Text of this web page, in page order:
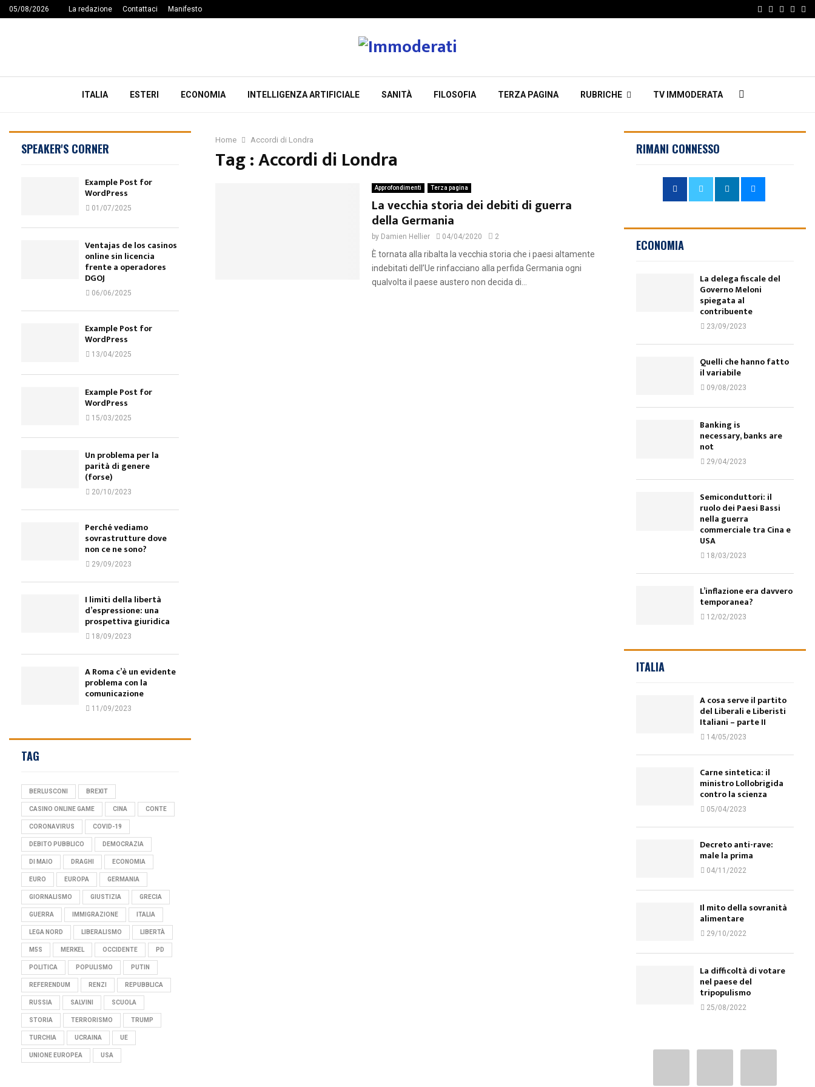
05/08/2026 La redazione Contattaci Manifesto Facebook
Twitter
ITALIA ESTERI ECONOMIA INTELLIGENZA ARTIFICIALE SANITÀ FILOSOFIA TERZA PAGINA RUBRICHE TV IMMODERATA
Home Accordi di Londra
Tag : Accordi di Londra
Approfondimenti Terza pagina
La vecchia storia dei debiti di guerra
della Germania
by Damien Hellier 04/04/2020 2
È tornata alla ribalta la vecchia storia che i paesi altamente
indebitati dell’Ue rinfacciano alla perfida Germania ogni
qualvolta il paese austero non decida di...
SPEAKER'S CORNER
Example Post for
WordPress
01/07/2025
Ventajas de los casinos
online sin licencia
frente a operadores
DGOJ
06/06/2025
Example Post for
WordPress
13/04/2025
Example Post for
WordPress
15/03/2025
Un problema per la
parità di genere
(forse)
20/10/2023
Perché vediamo
sovrastrutture dove
non ce ne sono?
29/09/2023
I limiti della libertà
d’espressione: una
prospettiva giuridica
18/09/2023
A Roma c’è un evidente
problema con la
comunicazione
11/09/2023
TAG
BERLUSCONI BREXIT
CASINO ONLINE GAME CINA CONTE
CORONAVIRUS COVID-19
DEBITO PUBBLICO DEMOCRAZIA
DI MAIO DRAGHI ECONOMIA
EURO EUROPA GERMANIA
GIORNALISMO GIUSTIZIA GRECIA
GUERRA IMMIGRAZIONE ITALIA
LEGA NORD LIBERALISMO LIBERTÀ
M5S MERKEL OCCIDENTE PD
POLITICA POPULISMO PUTIN
REFERENDUM RENZI REPUBBLICA
RUSSIA SALVINI SCUOLA
STORIA TERRORISMO TRUMP
TURCHIA UCRAINA UE
UNIONE EUROPEA USA
RIMANI CONNESSO
ECONOMIA
La delega fiscale del
Governo Meloni
spiegata al
contribuente
23/09/2023
Quelli che hanno fatto
il variabile
09/08/2023
Banking is
necessary, banks are
not
29/04/2023
Semiconduttori: il
ruolo dei Paesi Bassi
nella guerra
commerciale tra Cina e
USA
18/03/2023
L’inflazione era davvero
temporanea?
12/02/2023
ITALIA
A cosa serve il partito
del Liberali e Liberisti
Italiani – parte II
14/05/2023
Carne sintetica: il
ministro Lollobrigida
contro la scienza
05/04/2023
Decreto anti-rave:
male la prima
04/11/2022
Il mito della sovranità
alimentare
29/10/2022
La difficoltà di votare
nel paese del
tripopulismo
25/08/2022